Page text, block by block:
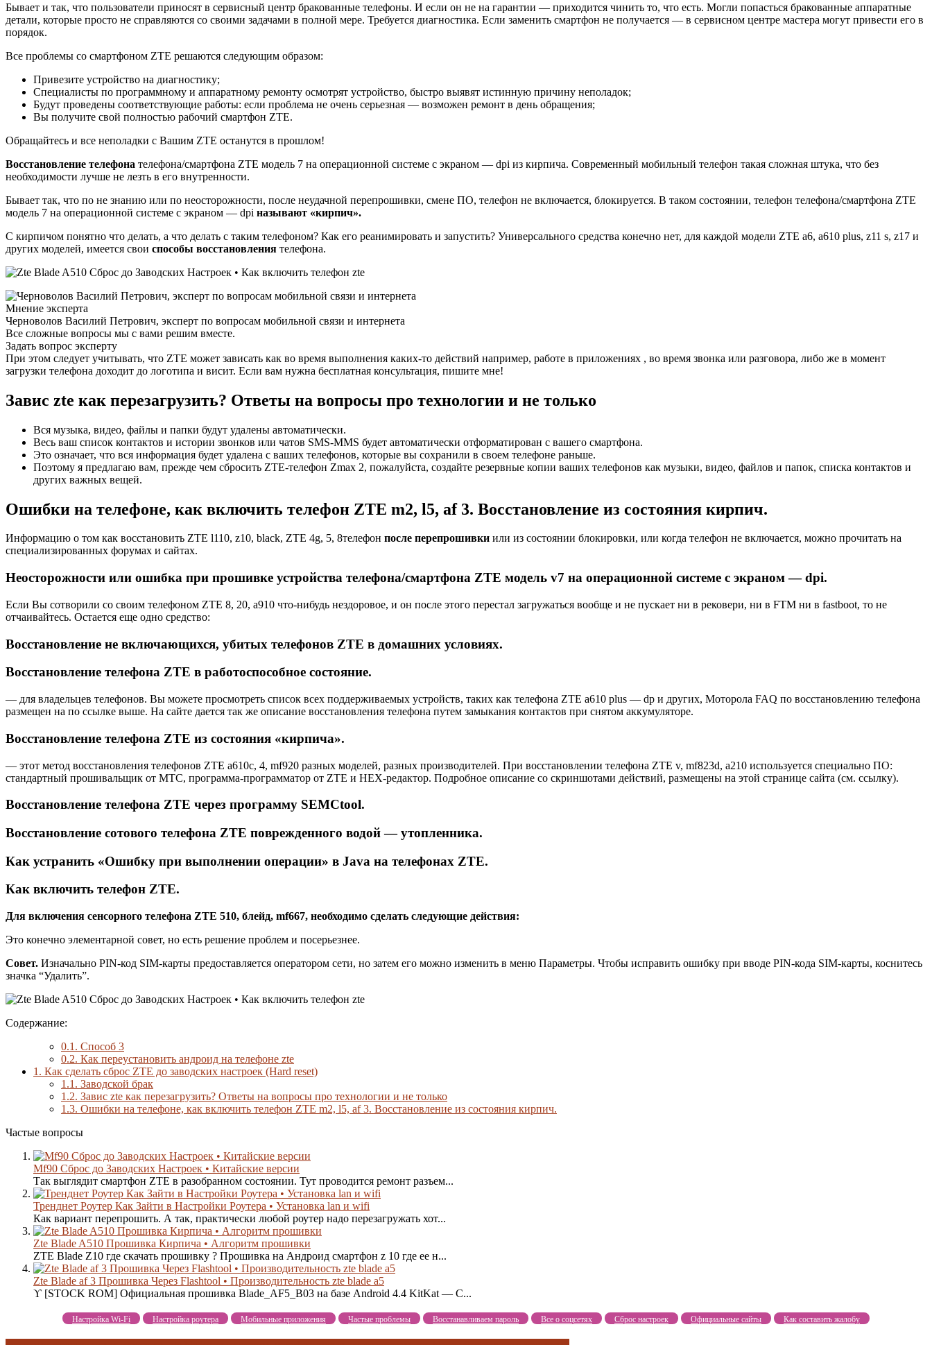
Бывает и так, что пользователи приносят в сервисный центр бракованные телефоны. И если он не на гарантии — приходится чинить то, что есть. Могли попасться бракованные аппаратные
детали, которые просто не справляются со своими задачами в полной мере. Требуется диагностика. Если заменить смартфон не получается — в сервисном центре мастера могут привести его в
порядок.
Все проблемы со смартфоном ZTE решаются следующим образом:
Привезите устройство на диагностику;
Специалисты по программному и аппаратному ремонту осмотрят устройство, быстро выявят истинную причину неполадок;
Будут проведены соответствующие работы: если проблема не очень серьезная — возможен ремонт в день обращения;
Вы получите свой полностью рабочий смартфон ZTE.
Обращайтесь и все неполадки с Вашим ZTE останутся в прошлом!
Восстановление телефона телефона/смартфона ZTE модель 7 на операционной системе с экраном — dpi из кирпича. Современный мобильный телефон такая сложная штука, что без
необходимости лучше не лезть в его внутренности.
Бывает так, что по не знанию или по неосторожности, после неудачной перепрошивки, смене ПО, телефон не включается, блокируется. В таком состоянии, телефон телефона/смартфона ZTE
модель 7 на операционной системе с экраном — dpi называют «кирпич».
С кирпичом понятно что делать, а что делать с таким телефоном? Как его реанимировать и запустить? Универсального средства конечно нет, для каждой модели ZTE a6, a610 plus, z11 s, z17 и
других моделей, имеется свои способы восстановления телефона.
Мнение эксперта
Черноволов Василий Петрович, эксперт по вопросам мобильной связи и интернета
Все сложные вопросы мы с вами решим вместе.
Задать вопрос эксперту
При этом следует учитывать, что ZTE может зависать как во время выполнения каких-то действий например, работе в приложениях , во время звонка или разговора, либо же в момент
загрузки телефона доходит до логотипа и висит. Если вам нужна бесплатная консультация, пишите мне!
Завис zte как перезагрузить? Ответы на вопросы про технологии и не только
Вся музыка, видео, файлы и папки будут удалены автоматически.
Весь ваш список контактов и истории звонков или чатов SMS-MMS будет автоматически отформатирован с вашего смартфона.
Это означает, что вся информация будет удалена с ваших телефонов, которые вы сохранили в своем телефоне раньше.
Поэтому я предлагаю вам, прежде чем сбросить ZTE-телефон Zmax 2, пожалуйста, создайте резервные копии ваших телефонов как музыки, видео, файлов и папок, списка контактов и
других важных вещей.
Ошибки на телефоне, как включить телефон ZTE m2, l5, af 3. Восстановление из состояния кирпич.
Информацию о том как восстановить ZTE l110, z10, black, ZTE 4g, 5, 8телефон после перепрошивки или из состоянии блокировки, или когда телефон не включается, можно прочитать на
специализированных форумах и сайтах.
Неосторожности или ошибка при прошивке устройства телефона/смартфона ZTE модель v7 на операционной системе с экраном — dpi.
Если Вы сотворили со своим телефоном ZTE 8, 20, a910 что-нибудь нездоровое, и он после этого перестал загружаться вообще и не пускает ни в рековери, ни в FTM ни в fastboot, то не
отчаивайтесь. Остается еще одно средство:
Восстановление не включающихся, убитых телефонов ZTE в домашних условиях.
Восстановление телефона ZTE в работоспособное состояние.
— для владельцев телефонов. Вы можете просмотреть список всех поддерживаемых устройств, таких как телефона ZTE a610 plus — dp и других, Моторола FAQ по восстановлению телефона
размещен на по ссылке выше. На сайте дается так же описание восстановления телефона путем замыкания контактов при снятом аккумуляторе.
Восстановление телефона ZTE из состояния «кирпича».
— этот метод восстановления телефонов ZTE a610c, 4, mf920 разных моделей, разных производителей. При восстановлении телефона ZTE v, mf823d, a210 используется специально ПО:
стандартный прошивальщик от МТС, программа-программатор от ZTЕ и HEX-редактор. Подробное описание со скриншотами действий, размещены на этой странице сайта (см. ссылку).
Восстановление телефона ZTE через программу SEMCtool.
Восстановление сотового телефона ZTE поврежденного водой — утопленника.
Как устранить «Ошибку при выполнении операции» в Java на телефонах ZTE.
Как включить телефон ZTE.
Для включения сенсорного телефона ZTE 510, блейд, mf667, необходимо сделать следующие действия:
Это конечно элементарной совет, но есть решение проблем и посерьезнее.
Совет. Изначально PIN-код SIM-карты предоставляется оператором сети, но затем его можно изменить в меню Параметры. Чтобы исправить ошибку при вводе PIN-кода SIM-карты, коснитесь
значка “Удалить”.
Содержание:
0.1. Способ 3
0.2. Как переустановить андроид на телефоне zte
1. Как сделать сброс ZTE до заводских настроек (Hard reset)
1.1. Заводской брак
1.2. Завис zte как перезагрузить? Ответы на вопросы про технологии и не только
1.3. Ошибки на телефоне, как включить телефон ZTE m2, l5, af 3. Восстановление из состояния кирпич.
Частые вопросы
Mf90 Сброс до Заводских Настроек • Китайские версии
Так выглядит смартфон ZTE в разобранном состоянии. Тут проводится ремонт разъем...
Тренднет Роутер Как Зайти в Настройки Роутера • Установка lan и wifi
Как вариант перепрошить. А так, практически любой роутер надо перезагружать хот...
Zte Blade A510 Прошивка Кирпича • Алгоритм прошивки
ZTE Blade Z10 где скачать прошивку ? Прошивка на Андроид смартфон z 10 где ее н...
Zte Blade af 3 Прошивка Через Flashtool • Производительность zte blade a5
ϒ [STOCK ROM] Официальная прошивка Blade_AF5_B03 на базе Android 4.4 KitKat — С...
Настройка Wi-Fi Настройка роутера Мобильные приложения Частые проблемы Восстанавливаем пароль Все о соцсетях Сброс настроек Официальные сайты Как составить жалобу